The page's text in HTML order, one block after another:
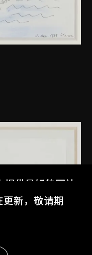
提供最好的网站
新，敬请期